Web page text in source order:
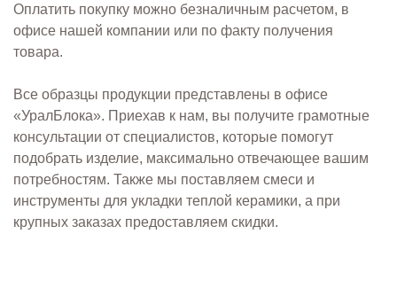
Оплатить покупку можно безналичным расчетом, в
офисе нашей компании или по факту получения
товара.
Все образцы продукции представлены в офисе
«УралБлока». Приехав к нам, вы получите грамотные
консультации от специалистов, которые помогут
подобрать изделие, максимально отвечающее вашим
потребностям. Также мы поставляем смеси и
инструменты для укладки теплой керамики, а при
крупных заказах предоставляем скидки.